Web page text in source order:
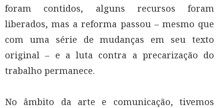
foram contidos, alguns recursos foram
liberados, mas a reforma passou – mesmo que
com uma série de mudanças em seu texto
original – e a luta contra a precarização do
trabalho permanece.
No âmbito da arte e comunicação, tivemos